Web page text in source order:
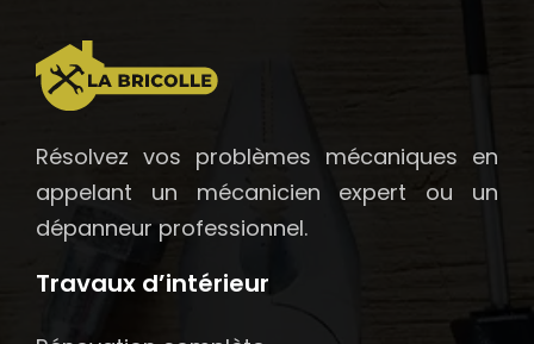
Résolvez vos problèmes mécaniques en
appelant un mécanicien expert ou un
dépanneur professionnel.
Travaux d’intérieur